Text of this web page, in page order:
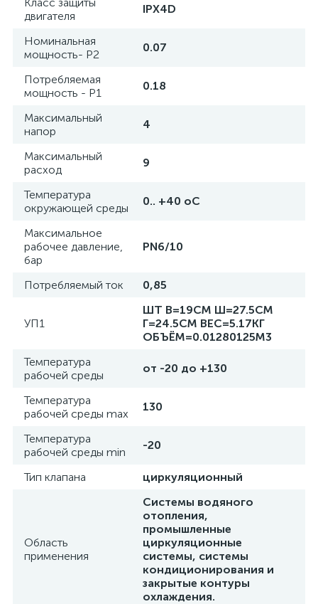
двигателя
IPX4D
Номинальная
мощность- P2
0.07
Потребляемая
мощность - P1
0.18
Максимальный
напор
4
Максимальный
расход
9
Температура
окружающей среды
0.. +40 oC
Максимальное
рабочее давление,
бар
PN6/10
Потребляемый ток 0,85
УП1
ШТ В=19СМ Ш=27.5СМ
Г=24.5СМ ВЕС=5.17КГ
ОБЪЁМ=0.01280125М3
Температура
рабочей среды
от -20 до +130
Температура
рабочей среды max
130
Температура
рабочей среды min
-20
Тип клапана циркуляционный
Область
применения
Системы водяного
отопления,
промышленные
циркуляционные
системы, системы
кондиционирования и
закрытые контуры
охлаждения.